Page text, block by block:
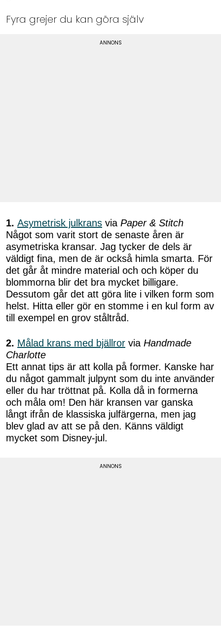
Fyra grejer du kan göra själv
1. Asymetrisk julkrans via Paper & Stitch
Något som varit stort de senaste åren är
asymetriska kransar. Jag tycker de dels är
väldigt fina, men de är också himla smarta. För
det går åt mindre material och och köper du
blommorna blir det bra mycket billigare.
Dessutom går det att göra lite i vilken form som
helst. Hitta eller gör en stomme i en kul form av
till exempel en grov ståltråd.
2. Målad krans med bjällror via Handmade
Charlotte
Ett annat tips är att kolla på former. Kanske har
du något gammalt julpynt som du inte använder
eller du har tröttnat på. Kolla då in formerna
och måla om! Den här kransen var ganska
långt ifrån de klassiska julfärgerna, men jag
blev glad av att se på den. Känns väldigt
mycket som Disney-jul.